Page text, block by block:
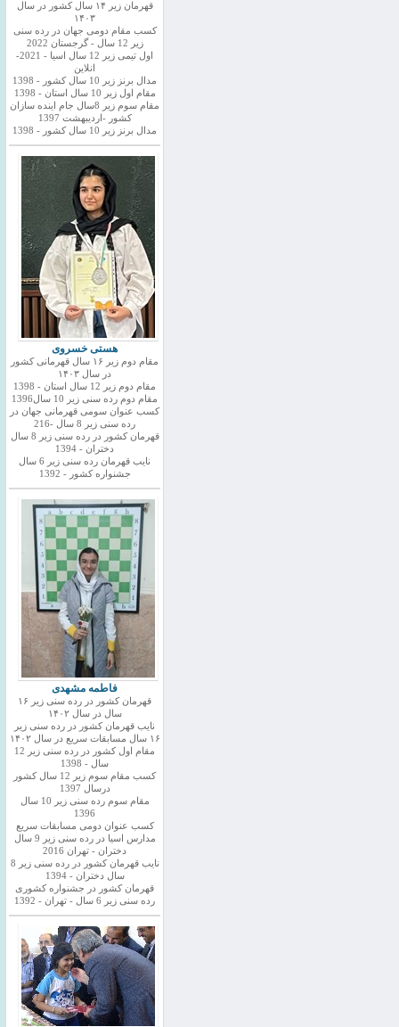
قهرمان زیر ۱۴ سال کشور در سال
۱۴۰۳
کسب مقام دومی جهان در رده سنی
زیر 12 سال - گرجستان 2022
اول تیمی زیر 12 سال اسیا - 2021-
انلاین
مدال برنز زیر 10 سال کشور - 1398
مقام اول زیر 10 سال استان - 1398
مقام سوم زیر 8سال جام اینده سازان
کشور -اردیبهشت 1397
مدال برنز زیر 10 سال کشور - 1398
هستی خسروی
مقام دوم زیر ۱۶ سال قهرمانی کشور
در سال ۱۴۰۳
مقام دوم زیر 12 سال استان - 1398
مقام دوم رده سنی زیر 10 سال1396
کسب عنوان سومی قهرمانی جهان در
رده سنی زیر 8 سال -216
قهرمان کشور در رده سنی زیر 8 سال
دختران - 1394
نایب قهرمان رده سنی زیر 6 سال
جشنواره کشور - 1392
فاطمه مشهدی
قهرمان کشور در رده سنی زیر ۱۶
سال در سال ۱۴۰۲
نایب قهرمان کشور در رده سنی زیر
۱۶ سال مسابقات سریع در سال ۱۴۰۲
مقام اول کشور در رده سنی زیر 12
سال - 1398
کسب مقام سوم زیر 12 سال کشور
درسال 1397
مقام سوم رده سنی زیر 10 سال
1396
کسب عنوان دومی مسابقات سریع
مدارس اسیا در رده سنی زیر 9 سال
دختران - تهران 2016
نایب قهرمان کشور در رده سنی زیر 8
سال دختران - 1394
قهرمان کشور در جشنواره کشوری
رده سنی زیر 6 سال - تهران - 1392